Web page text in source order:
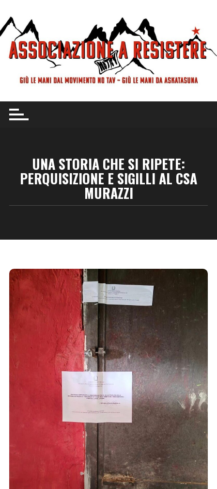
contenuto
UNA STORIA CHE SI RIPETE:
PERQUISIZIONE E SIGILLI AL CSA
MURAZZI